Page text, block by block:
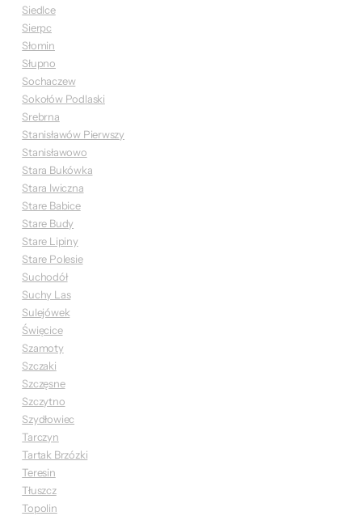
Siedlce
Sierpc
Słomin
Słupno
Sochaczew
Sokołów Podlaski
Srebrna
Stanisławów Pierwszy
Stanisławowo
Stara Bukówka
Stara Iwiczna
Stare Babice
Stare Budy
Stare Lipiny
Stare Polesie
Suchodół
Suchy Las
Sulejówek
Święcice
Szamoty
Szczaki
Szczęsne
Szczytno
Szydłowiec
Tarczyn
Tartak Brzózki
Teresin
Tłuszcz
Topolin